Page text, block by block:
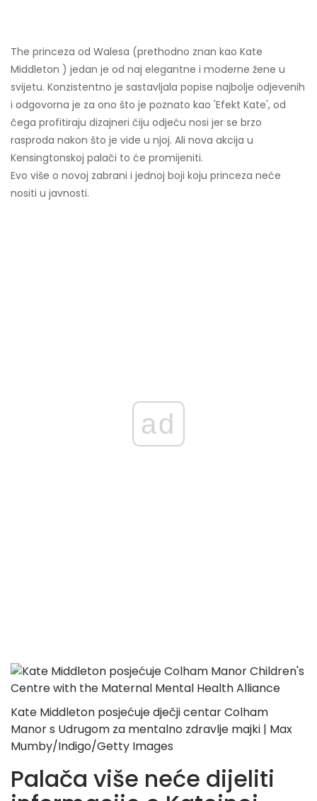
The princeza od Walesa (prethodno znan kao Kate
Middleton ) jedan je od naj elegantne i moderne žene u
svijetu. Konzistentno je sastavljala popise najbolje odjevenih
i odgovorna je za ono što je poznato kao 'Efekt Kate', od
čega profitiraju dizajneri čiju odjeću nosi jer se brzo
rasproda nakon što je vide u njoj. Ali nova akcija u
Kensingtonskoj palači to će promijeniti.
Evo više o novoj zabrani i jednoj boji koju princeza neće
nositi u javnosti.
ad
Kate Middleton posjećuje dječji centar Colham
Manor s Udrugom za mentalno zdravlje majki | Max
Mumby/Indigo/Getty Images
Palača više neće dijeliti